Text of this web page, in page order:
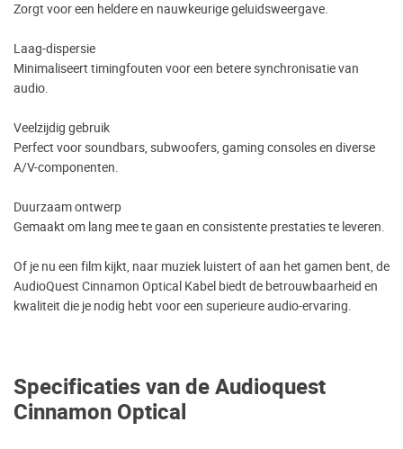
Specificaties van de Audioquest
Cinnamon Optical
Zorgt voor een heldere en nauwkeurige geluidsweergave.
Laag-dispersie
Minimaliseert timingfouten voor een betere synchronisatie van
audio.
Veelzijdig gebruik
Perfect voor soundbars, subwoofers, gaming consoles en diverse
A/V-componenten.
Duurzaam ontwerp
Gemaakt om lang mee te gaan en consistente prestaties te leveren.
Of je nu een film kijkt, naar muziek luistert of aan het gamen bent, de
AudioQuest Cinnamon Optical Kabel biedt de betrouwbaarheid en
kwaliteit die je nodig hebt voor een superieure audio-ervaring.